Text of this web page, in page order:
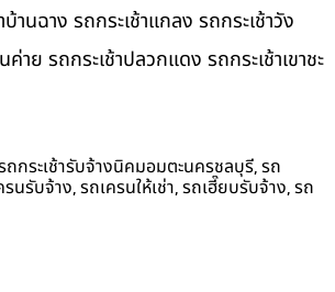
านฉาง รถกระเช้าแกลง รถกระเช้าวัง
าย รถกระเช้าปลวกแดง รถกระเช้าเขาชะ
ถกระเช้ารับจ้างนิคมอมตะนครชลบุรี,รถ
รนรับจ้าง,รถเครนให้เช่า,รถเฮี๊ยบรับจ้าง,รถ